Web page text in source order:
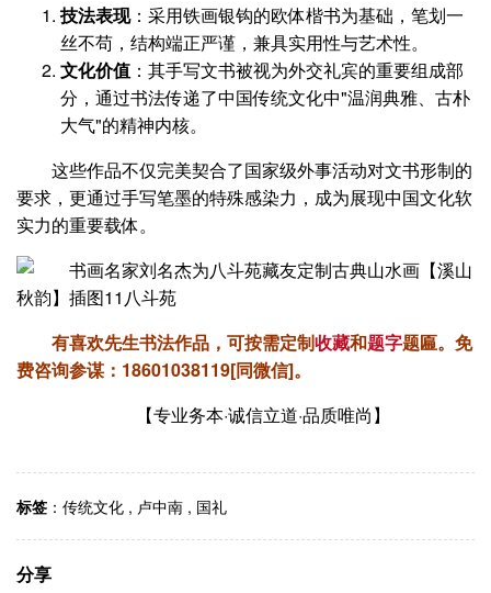
技法表现‌：采用铁画银钩的欧体楷书为基础，笔划一
丝不苟，结构端正严谨，兼具实用性与艺术性‌。
文化价值 ‌：其手写文书被视为外交礼宾的重要组成部
分，通过书法传递了中国传统文化中"温润典雅、古朴
大气"的精神内核‌。
这些作品不仅完美契合了国家级外事活动对文书形制的
要求，更通过手写笔墨的特殊感染力，成为展现中国文化软
实力的重要载体。
有喜欢先生书法作品，可按需定制收藏和题字题匾。 免
费咨询参谋： 18601038119[同微信]。
【专业务本·诚信立道·品质唯尚】
标签 ： 传统文化 , 卢中南 , 国礼
分享